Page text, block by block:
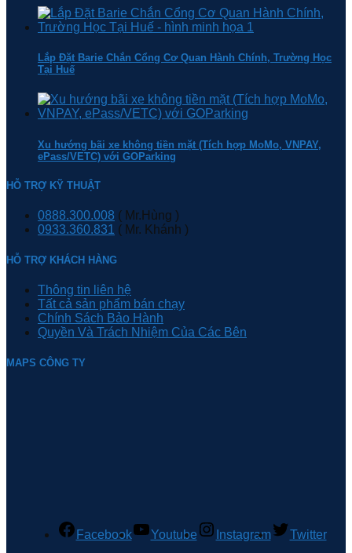
Lắp Đặt Barie Chắn Cổng Cơ Quan Hành Chính, Trường Học
Tại Huế
Xu hướng bãi xe không tiền mặt (Tích hợp MoMo, VNPAY,
ePass/VETC) với GOParking
HỖ TRỢ KỸ THUẬT
0888.300.008 ( Mr.Hùng )
0933.360.831 ( Mr. Khánh )
HỖ TRỢ KHÁCH HÀNG
Thông tin liên hệ
Tất cả sản phẩm bán chạy
Chính Sách Bảo Hành
Quyền Và Trách Nhiệm Của Các Bên
MAPS CÔNG TY
Facebook Youtube Instagram Twitter